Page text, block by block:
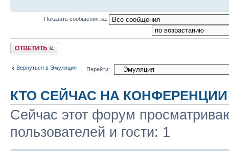
Показать сообщения за:
Ответить
Вернуться в Эмуляция Перейти:
КТО СЕЙЧАС НА КОНФЕРЕНЦИИ
Сейчас этот форум
пользователей и гости: 1